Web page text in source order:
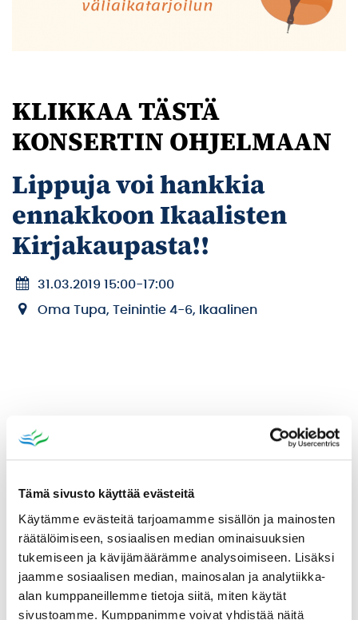
Tämä sivusto käyttää evästeitä
Käytämme evästeitä tarjoamamme sisällön ja mainosten
räätälöimiseen, sosiaalisen median ominaisuuksien
tukemiseen ja kävijämäärämme analysoimiseen. Lisäksi
jaamme sosiaalisen median, mainosalan ja analytiikka-
alan kumppaneillemme tietoja siitä, miten käytät
sivustoamme. Kumppanimme voivat yhdistää näitä
KLIKKAA TÄSTÄ
KONSERTIN OHJELMAAN
Lippuja voi hankkia
ennakkoon Ikaalisten
Kirjakaupasta!!
31.03.2019 15:00-17:00
Oma Tupa, Teinintie 4-6, Ikaalinen
Katso myös